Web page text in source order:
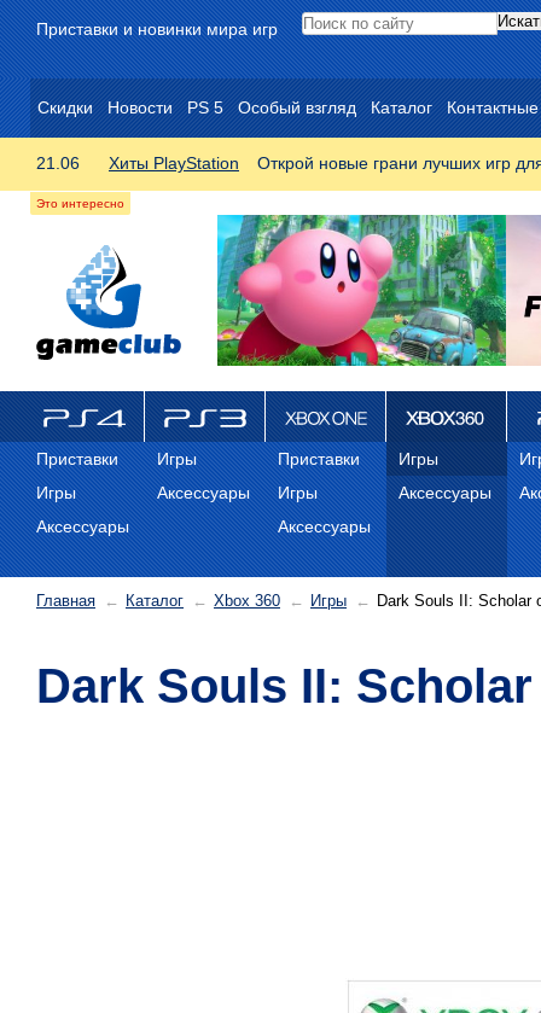
Приставки и новинки мира игр
Скидки Новости PS 5 Особый взгляд Каталог
21.06 Хиты PlayStation Открой новые грани лучших игр
ps4
Приставки
Игры
Аксессуары
PS3
Игры
Аксессуары
Xbox One
Приставки
Игры
Аксессуары
Xbox 360
Игры
Аксессуары
Главная Каталог Xbox 360 Игры Dark Souls II: Scholar
Dark Souls II: